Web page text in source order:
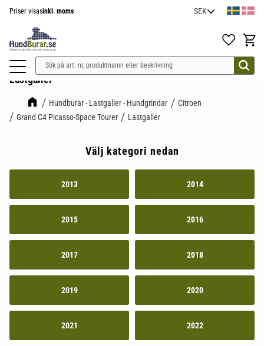
Priser visasinkl. moms
Favoriter
Lastgaller
Hundburar - Lastgaller - Hundgrindar
Citroen
Grand C4 Picasso-Space Tourer
Lastgaller
Välj kategori nedan
2013 2014
2015 2016
2017 2018
2019 2020
2021 2022